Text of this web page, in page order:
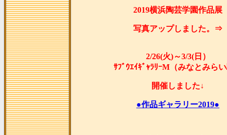
2019横浜陶芸学園作品展
写真アップしました。⇒
2/26(火)～3/3(日）
ｻﾌﾞｳｴｲｷﾞｬﾗﾘｰM（みなとみら
開催しました↓
●作品ギャラリー2019●